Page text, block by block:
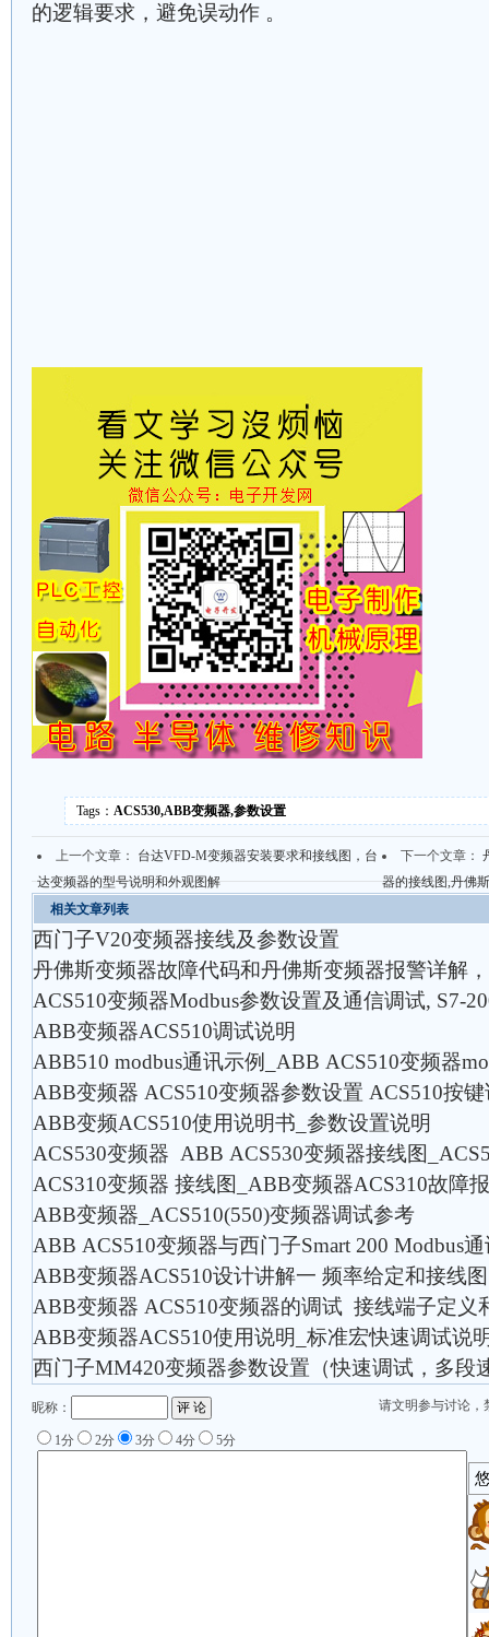
的逻辑要求，避免误动作 。
Tags： ACS530,ABB变频器,参数设置
上一个文章： 台达VFD-M变频器安装要求和接线图，台
达变频器的型号说明和外观图解
下一个文章：
器的接线图,丹佛
相关文章列表
西门子V20变频器接线及参数设置
丹佛斯变频器故障代码和丹佛斯变频器报警详解
ACS510变频器Modbus参数设置及通信调试, S7-
ABB变频器ACS510调试说明
ABB510 modbus通讯示例_ABB ACS510变频器
ABB变频器 ACS510变频器参数设置 ACS510按
ABB变频ACS510使用说明书_参数设置说明
ACS530变频器 ABB ACS530变频器接线图
ACS310变频器 接线图_ABB变频器ACS310故障
ABB变频器_ACS510(550)变频器调试参考
ABB ACS510变频器与西门子Smart 200 Modbus
ABB变频器ACS510设计讲解一 频率给定和接线图
ABB变频器 ACS510变频器的调试 接线端子定义
ABB变频器ACS510使用说明_标准宏快速调试说
西门子MM420变频器参数设置（快速调试，多
请文明参与讨论，
昵称：
1分 2分 3分 4分 5分